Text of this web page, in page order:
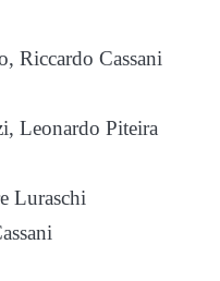
Riccardo Cassani
Leonardo Piteira
Luraschi